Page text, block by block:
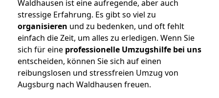
Waldhausen ist eine aufregende, aber auch
stressige Erfahrung. Es gibt so viel zu
organisieren und zu bedenken, und oft fehlt
einfach die Zeit, um alles zu erledigen. Wenn Sie
sich für eine professionelle Umzugshilfe bei uns
entscheiden, können Sie sich auf einen
reibungslosen und stressfreien Umzug von
Augsburg nach Waldhausen freuen.